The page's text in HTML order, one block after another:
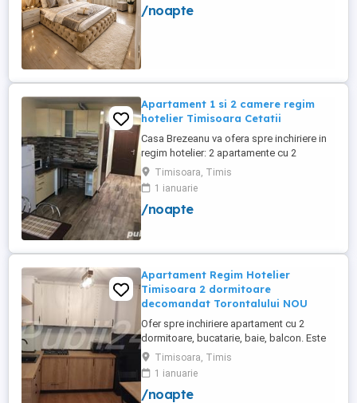
/noapte
Apartament 1 si 2 camere regim
hotelier Timisoara Cetatii
Casa Brezeanu va ofera spre inchiriere in
regim hotelier: 2 apartamente cu 2
dormitoare, baie si bucatarie proprie. (4
locuri cazare in fiecare apartament) 1
apartament cu 1 dormitor, baie si
bucatarie proprie. (3 locuri cazare) Fiecare
Timisoara, Timis
1 ianuarie
/noapte
Apartament Regim Hotelier
Timisoara 2 dormitoare
decomandat Torontalului NOU
Ofer spre inchiriere apartament cu 2
dormitoare, bucatarie, baie, balcon. Este
complet utilat si mobilat nou, clima,
internet, tv, video interfon masina de
spalat haine, lenjerii, prosoape,
consumabile. In incinta complexului de
Timisoara, Timis
1 ianuarie
/noapte